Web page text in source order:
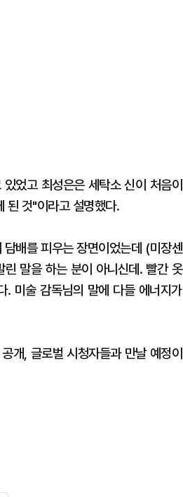
었고 최성은은 세탁소 신이 처음이
된 것"이라고 설명했다.
배를 피우는 장면이었는데 (미장센
말을 하는 분이 아니신데. 빨간 옷
. 미술 감독님의 말에 다들 에너지가
개, 글로벌 시청자들과 만날 예정이